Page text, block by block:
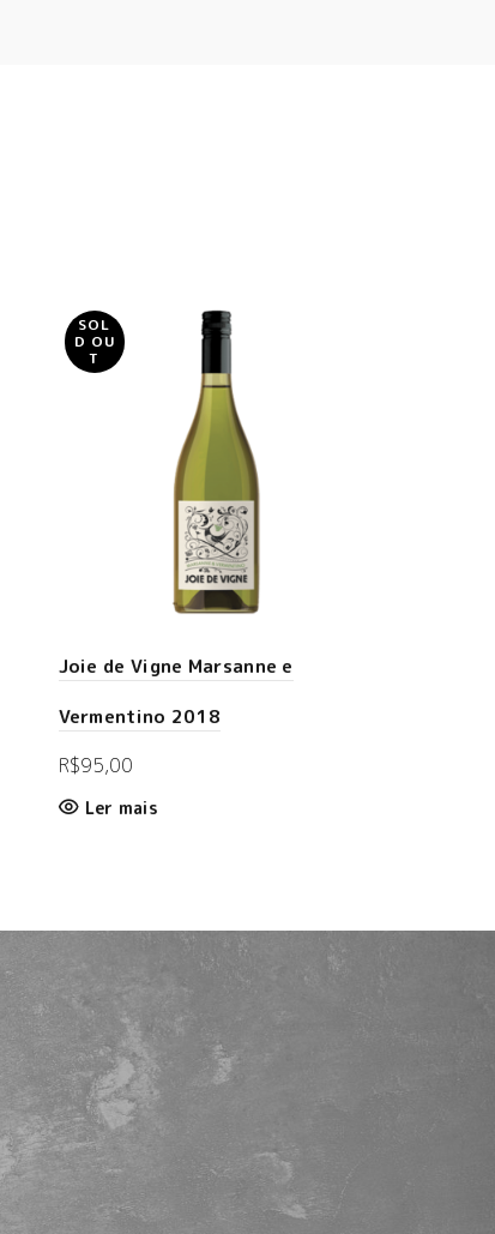
SOL
D OU
T
Joie de Vigne Marsanne e
Vermentino 2018
R$95,00
Ler mais